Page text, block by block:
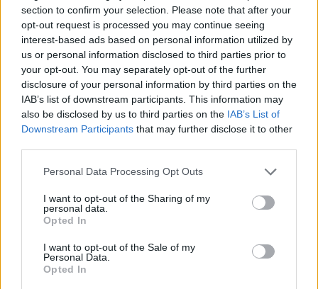
section to confirm your selection. Please note that after your
opt-out request is processed you may continue seeing
interest-based ads based on personal information utilized by
us or personal information disclosed to third parties prior to
your opt-out. You may separately opt-out of the further
disclosure of your personal information by third parties on the
IAB’s list of downstream participants. This information may
also be disclosed by us to third parties on the IAB’s List of
Downstream Participants that may further disclose it to other
Personal Data Processing Opt Outs
I want to opt-out of the Sharing of my
personal data.
Opted In
I want to opt-out of the Sale of my
Personal Data.
Opted In